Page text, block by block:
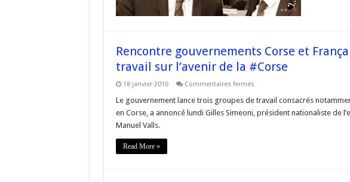
Rencontre gouvernements Corse et
travail sur l’avenir de la #Corse
18 janvier 2016 Commentaires ferméssur
gouvernements
et
Le gouvernement lance trois groupes de travail consacrés
en Corse, a annoncé lundi Gilles Simeoni, président nationaliste de
Manuel Valls.
Read More »